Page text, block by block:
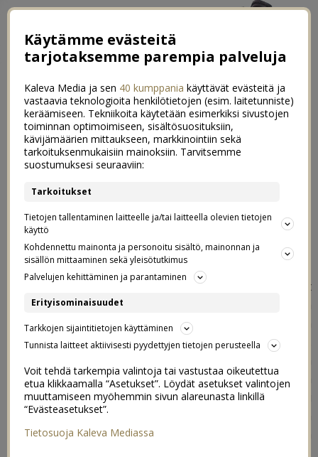
←Jouluviikon kuulumisia
Luukku 22: Meidän joulukortit 2017→
Luukku 21: Mun jouluaaton asu
esittelyssä
21.12.2017
Jouluaattoon on enää kolme yötä, ja olen päättänyt
vihdoinkin mihin pukeudun aattona. Tykkään panostaa
juhlavaan asuun, ja varsinkin tänä vuonna kun vietetään
isoa perhejoulua, on kiva että on asianmukaiset vaatteet.
pyjamahousuihin ja pörrösukkiin, mutta ennen sitä
tykkään olla juhlavaatteissa. Näin tekee myös muu
perhe. Pyjamahousuissa ja pörrösukissa ollaankin sitten
joulupäivä ja Tapaninpäivä, ulkovaatteetkin puetaan
Käytämme evästeitä
tarjotaksemme parempia palveluja
Kaleva Media ja sen 40 kumppania käyttävät evästeitä ja
vastaavia teknologioita henkilötietojen (esim. laitetunniste)
keräämiseen. Tekniikoita käytetään esimerkiksi sivustojen
toiminnan optimoimiseen, sisältösuosituksiin,
kävijämäärien mittaukseen, markkinointiin sekä
tarkoituksenmukaisiin mainoksiin. Tarvitsemme
suostumuksesi seuraaviin:
Tarkoitukset
Tietojen tallentaminen laitteelle ja/tai laitteella olevien tietojen
käyttö
Kohdennettu mainonta ja personoitu sisältö, mainonnan ja
sisällön mittaaminen sekä yleisötutkimus
Palvelujen kehittäminen ja parantaminen
Erityisominaisuudet
Tarkkojen sijaintitietojen käyttäminen
Tunnista laitteet aktiivisesti pyydettyjen tietojen perusteella
Voit tehdä tarkempia valintoja tai vastustaa oikeutettua
etua klikkaamalla “Asetukset”. Löydät asetukset valintojen
muuttamiseen myöhemmin sivun alareunasta linkillä
“Evästeasetukset”.
Tietosuoja Kaleva Mediassa